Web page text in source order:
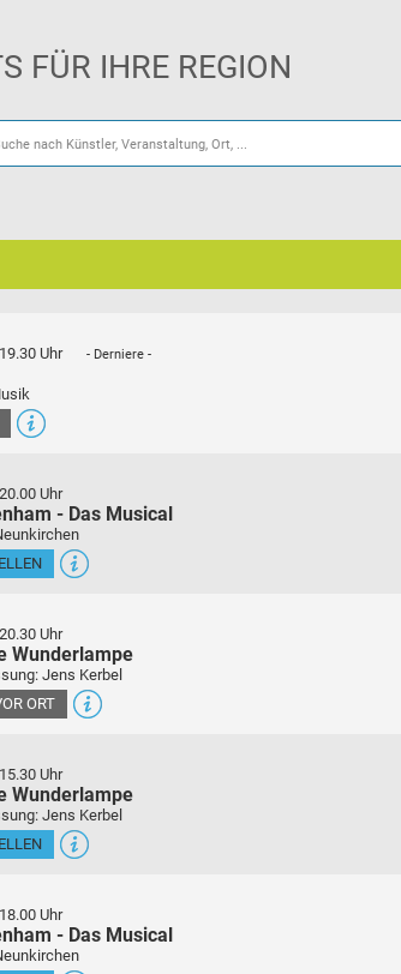
FÜR IHRE REGION
19.30 Uhr - Derniere -
20.00 Uhr
- Das Musical
20.30 Uhr
Wunderlampe
Jens Kerbel
ORT
15.30 Uhr
Wunderlampe
Jens Kerbel
18.00 Uhr
- Das Musical